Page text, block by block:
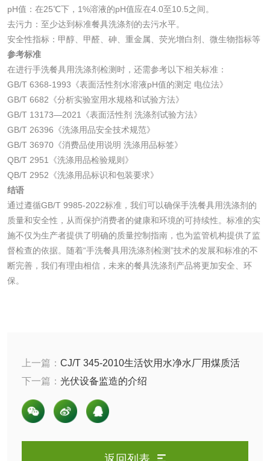
pH值：在25℃下，1%溶液的pH值应在4.0至10.5之间。
去污力：至少达到标准餐具洗涤剂的去污水平。
安全性指标：甲醇、甲醛、砷、重金属、荧光增白剂、微生物指标等
参考标准
在进行手洗餐具用洗涤剂检测时，还需参考以下相关标准：
GB/T 6368-1993《表面活性剂水溶液pH值的测定 电位法》
GB/T 6682《分析实验室用水规格和试验方法》
GB/T 13173—2021《表面活性剂 洗涤剂试验方法》
GB/T 26396《洗涤用品安全技术规范》
GB/T 36970《消费品使用说明 洗涤用品标签》
QB/T 2951《洗涤用品检验规则》
QB/T 2952《洗涤用品标识和包装要求》
结语
通过遵循GB/T 9985-2022标准，我们可以确保手洗餐具用洗涤剂的
质量和安全性，从而保护消费者的健康和环境的可持续性。标准的实
施不仅为生产者提供了明确的质量控制指南，也为监管机构提供了监
督检查的依据。随着“手洗餐具用洗涤剂检测”技术的发展和标准的不
断完善，我们有理由相信，未来的餐具洗涤剂产品将更加安全、环
保。
上一篇： CJ/T 345-2010生活饮用水净水厂用煤质活
性炭检测的介绍
下一篇： 光伏设备监造的介绍
化妆品眼刺激试验 化妆品皮肤刺激试
验
性试验
应试验
皮肤光变态反应试
验
日化产品
清洗剂检测 日化产品毒理检测
洗手液检测
工业乳状氢氧化钙
三氯异氰尿酸检测
碳酸钙检测